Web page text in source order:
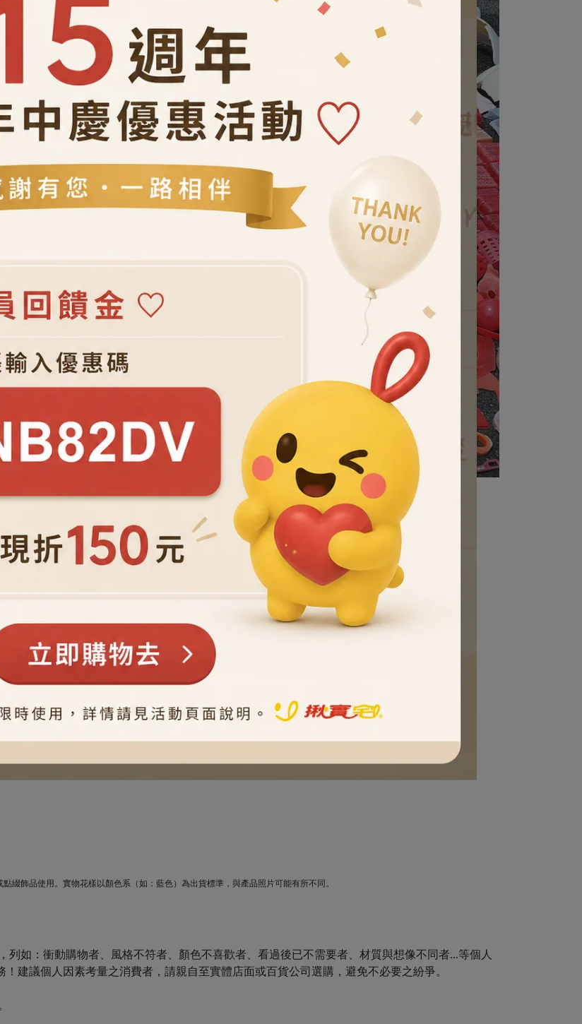
)於buoy的橫濱市製 作所手作而成。
、 精心調配的色彩化再生商品。
廢原料不同 ，
化自己的生活。
綴飾品使用。實物花樣以顏色系（如：藍色）為出貨標準，與產品照片可能有所不同。
如：衝動購物者、風格不符者、顏色不喜歡者、看過後已不需要者、材質與想像不同者...等個人
建議個人因素考量之消費者，請親自至實體店面或百貨公司選購，避免不必要之紛爭。